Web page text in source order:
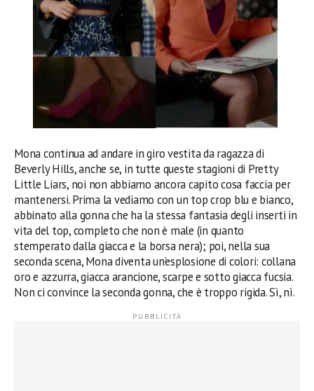
Mona continua ad andare in giro vestita da ragazza di
Beverly Hills, anche se, in tutte queste stagioni di Pretty
Little Liars, noi non abbiamo ancora capito cosa faccia per
mantenersi. Prima la vediamo con un top crop blu e bianco,
abbinato alla gonna che ha la stessa fantasia degli inserti in
vita del top, completo che non è male (in quanto
stemperato dalla giacca e la borsa nera); poi, nella sua
seconda scena, Mona diventa un’esplosione di colori: collana
oro e azzurra, giacca arancione, scarpe e sotto giacca fucsia.
Non ci convince la seconda gonna, che è troppo rigida. Sì, nì.